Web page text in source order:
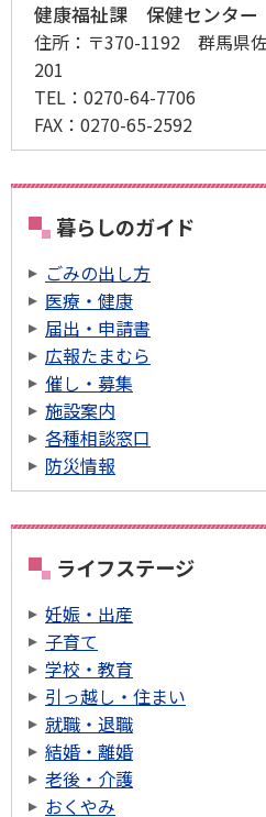
健康福祉課 保健センタ
住所： 〒370-1192 群馬県
201
TEL： 0270-64-7706
FAX： 0270-65-2592
暮らしのガイド
ごみの出し方
医療・健康
届出・申請書
広報たまむら
催し・募集
施設案内
各種相談窓口
防災情報
ライフステージ
妊娠・出産
子育て
学校・教育
引っ越し・住まい
就職・退職
結婚・離婚
老後・介護
おくやみ